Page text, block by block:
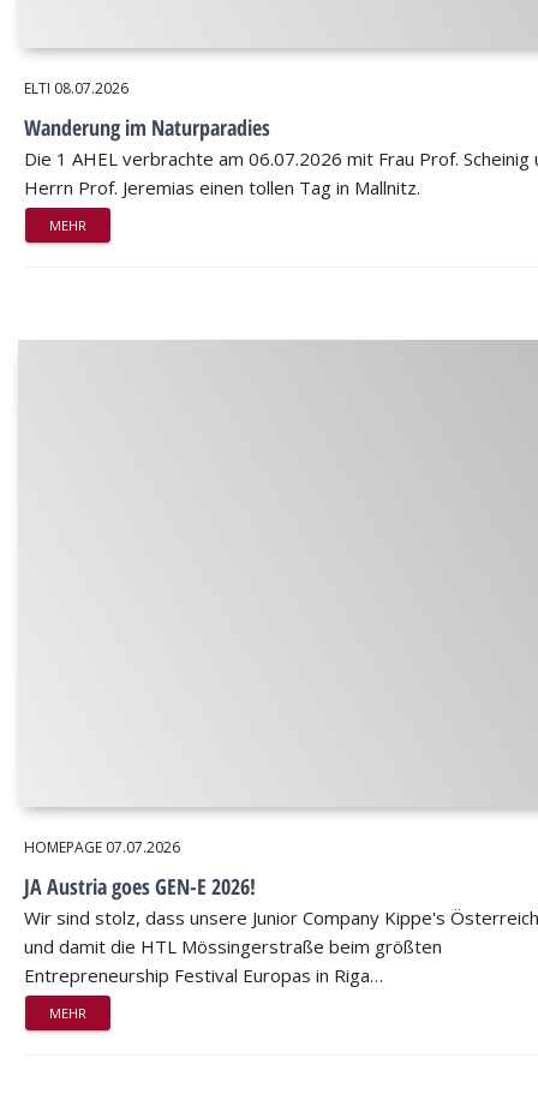
ELTI 08.07.2026
Wanderung im Naturparadies
Die 1 AHEL verbrachte am 06.07.2026 mit Frau Prof. Scheinig
Herrn Prof. Jeremias einen tollen Tag in Mallnitz.
MEHR
HOMEPAGE 07.07.2026
JA Austria goes GEN-E 2026!
Wir sind stolz, dass unsere Junior Company Kippe's Österreich
und damit die HTL Mössingerstraße beim größten
Entrepreneurship Festival Europas in Riga…
MEHR